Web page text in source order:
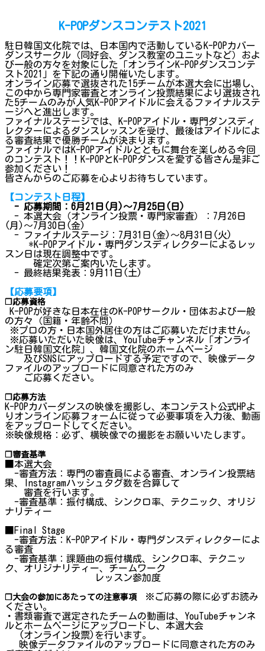
K-POPダンスコンテスト2021
駐日韓国文化院では、日本国内で活動しているK-POPカバー
ダンスサークル（同好会、ダンス教室のユニットなど）およ
び一般の方々を対象にした「オンラインK-POPダンスコンテ
スト2021」を下記の通り開催いたします。
オンライン応募で選抜された15チームが本選大会に出場し、
この中から専門家審査とオンライン投票結果により選抜され
た5チームのみが人気K-POPアイドルに会えるファイナルステ
ージへと進出します。
ファイナルステージでは、K-POPアイドル・専門ダンスディ
レクターによるダンスレッスンを受け、最後はアイドルによ
る審査結果で優勝チームが決まります。
ファイナルではK-POPアイドルとともに舞台を楽しめる今回
のコンテスト！！K-POPとK-POPダンスを愛する皆さん是非ご
参加ください！
皆さんからのご応募を心よりお待ちしています。
【コンテスト日程】
- 応募期間：6月21日(月)～7月25日(日)
- 本選大会（オンライン投票・専門家審査）：7月26日
(月)～7月30日(金)
- ファイナルステージ：7月31日(金)～8月31日(火)
*K-POPアイドル・専門ダンスディレクターによるレッ
スン日は現在調整中です。
確定次第ご案内いたします。
- 最終結果発表：9月11日(土)
【応募要項】
❐応募資格
K-POPが好きな日本在住のK-POPサークル・団体および一般
の方々（国籍・年齢不問）
※プロの方・日本国外居住の方はご応募いただけません。
※応募いただいた映像は、YouTubeチャンネル「オンライ
ン駐日韓国文化院」、韓国文化院のホームページ
及びSNSにアップロードする予定ですので、映像データ
ファイルのアップロードに同意された方のみ
ご応募ください。
❐応募方法
K-POPカバーダンスの映像を撮影し、本コンテスト公式HPよ
りオンライン応募フォームに従って必要事項を入力後、動画
をアップロードしてください。
※映像規格：必ず、横映像での撮影をお願いいたします。
❐審査基準
■本選大会
-審査方法：専門の審査員による審査、オンライン投票結
果、Instagramハッシュタグ数を合算して
審査を行います。
-審査基準：振付構成、シンクロ率、テクニック、オリジ
ナリティー
■Final Stage
-審査方法：K-POPアイドル・専門ダンスディレクターによ
る審査
-審査基準：課題曲の振付構成、シンクロ率、テクニッ
ク、オリジナリティー、チームワーク
レッスン参加度
❐大会の参加にあたっての注意事項
※ご応募の際に必ずお読み
ください。
・書類審査で選定されたチームの動画は、YouTubeチャンネ
ルとホームページにアップロードし、本選大会
(オンライン投票)を行います。
映像データファイルのアップロードに同意された方のみ